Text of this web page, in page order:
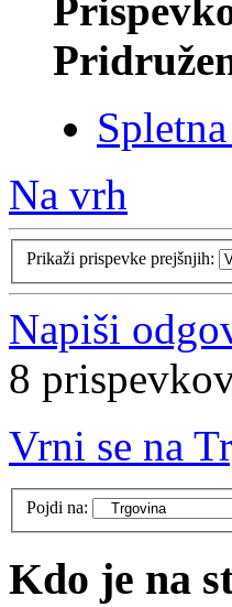
Na vrh
Prikaži prispevke prejšnjih:
Napiši
8
Vrni se na
Pojdi na:
Kdo je na